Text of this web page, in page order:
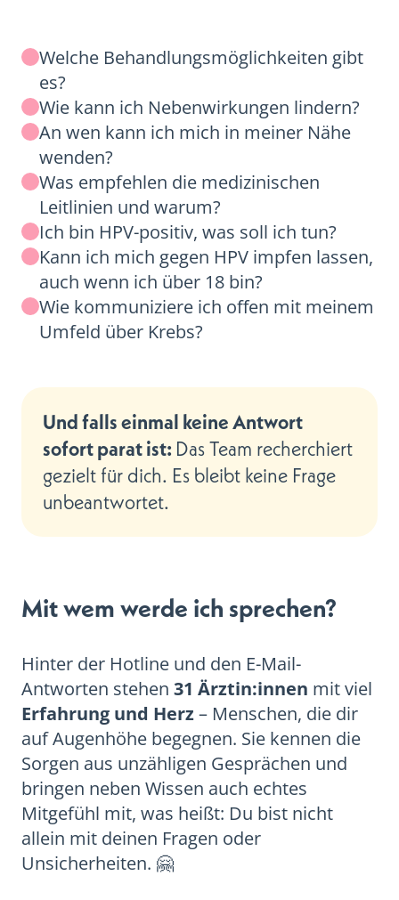
Welche Behandlungsmöglichkeiten gibt
es?
Wie kann ich Nebenwirkungen lindern?
An wen kann ich mich in meiner Nähe
wenden?
Was empfehlen die medizinischen
Leitlinien und warum?
Ich bin HPV-positiv, was soll ich tun?
‍Kann ich mich gegen HPV impfen lassen,
auch wenn ich über 18 bin?
Wie kommuniziere ich offen mit meinem
Umfeld über Krebs?
Und falls einmal keine Antwort
sofort parat ist: Das Team recherchiert
gezielt für dich. Es bleibt keine Frage
unbeantwortet.
Mit wem werde ich sprechen?
Hinter der Hotline und den E-Mail-
Antworten stehen 31 Ärztin:innen mit viel
Erfahrung und Herz– Menschen, die dir
auf Augenhöhe begegnen. Sie kennen die
Sorgen aus unzähligen Gesprächen und
bringen neben Wissen auch echtes
Mitgefühl mit, was heißt: Du bist nicht
allein mit deinen Fragen oder
Unsicherheiten. 🤗